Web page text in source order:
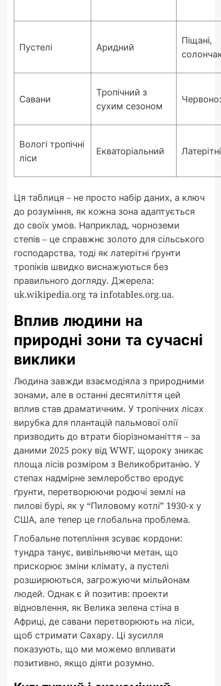
Пустелі Аридний
Піщані,
Савани
Тропічний з
сухим сезоном
Вологі тропічні
ліси
Екваторіальний Латерітні
Ця таблиця – не просто набір даних, а ключ
до розуміння, як кожна зона адаптується
до своїх умов. Наприклад, чорноземи
степів – це справжнє золото для сільського
господарства, тоді як латерітні ґрунти
тропіків швидко виснажуються без
правильного догляду. Джерела:
uk.wikipedia.org та infotables.org.ua.
Вплив людини на
природні зони та сучасні
виклики
Людина завжди взаємодіяла з природними
зонами, але в останні десятиліття цей
вплив став драматичним. У тропічних лісах
вирубка для плантацій пальмової олії
призводить до втрати біорізноманіття – за
даними 2025 року від WWF, щороку зникає
площа лісів розміром з Великобританію. У
степах надмірне землеробство еродує
ґрунти, перетворюючи родючі землі на
пилові бурі, як у “Пиловому котлі” 1930-х у
США, але тепер це глобальна проблема.
Глобальне потепління зсуває кордони:
тундра танує, вивільняючи метан, що
прискорює зміни клімату, а пустелі
розширюються, загрожуючи мільйонам
людей. Однак є й позитив: проекти
відновлення, як Велика зелена стіна в
Африці, де савани перетворюють на ліси,
щоб стримати Сахару. Ці зусилля
показують, що ми можемо впливати
позитивно, якщо діяти розумно.